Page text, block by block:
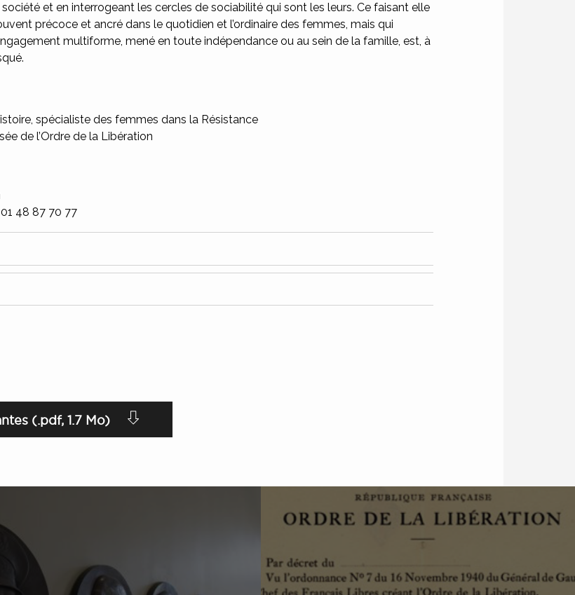
et en interrogeant les cercles de sociabilité qui sont les leurs. Ce faisant elle
précoce et ancré dans le quotidien et l’ordinaire des femmes, mais qui
multiforme, mené en toute indépendance ou au sein de la famille, est, à
spécialiste des femmes dans la Résistance
de l’Ordre de la Libération
48 87 70 77
(.pdf, 1.7 Mo)